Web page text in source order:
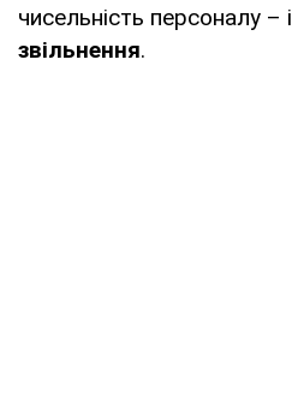
чисельність персоналу – і
звільнення.